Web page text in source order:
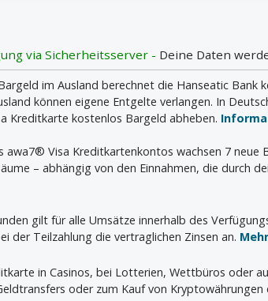
via Sicherheitsserver - Deine Daten
im Ausland berechnet die Hanseatic
können eigene Entgelte verlangen. In
Kreditkarte kostenlos Bargeld abheben.
awa7® Visa Kreditkartenkontos wachsen 7
– abhängig von den Einnahmen, die durch
gilt für alle Umsätze innerhalb des
der Teilzahlung die vertraglichen Zinsen an.
in Casinos, bei Lotterien, Wettbüros oder
oder zum Kauf von